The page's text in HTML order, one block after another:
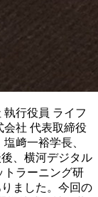
行役員 ライフ
社 代表取締役
﨑一裕学長、
、横河デジタル
トラーニング研
ました。今回の